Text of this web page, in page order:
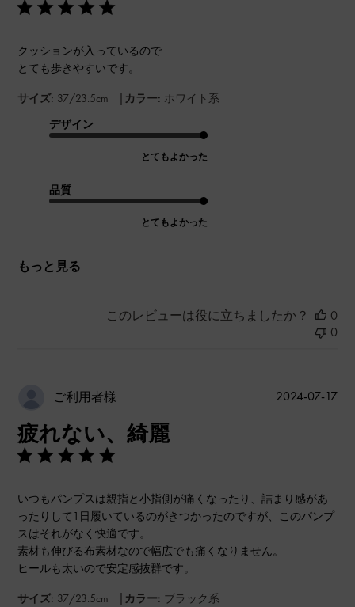
クッションが入っているので
とても歩きやすいです。
サイズ: 37/23.5cm | カラー: ホワイト系
デザイン
とてもよかった
品質
とてもよかった
もっと見る
このレビューは役に立ちましたか？
0
0
ご利用者様
疲れない、綺麗
いつもパンプスは親指と小指側が痛くなったり、詰まり感があ
ったりして1日履いているのがきつかったのですが、このパンプ
スはそれがなく快適です。
素材も伸びる布素材なので幅広でも痛くなりません。
ヒールも太いので安定感抜群です。
サイズ: 37/23.5cm | カラー: ブラック系
公
2024-07-17